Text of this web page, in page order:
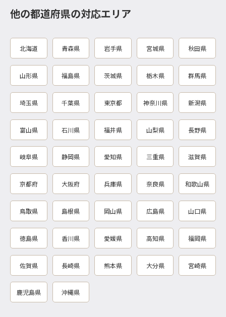
他の都道府県の対応エリア
北海道 青森県 岩手県 宮城県 秋田県
山形県 福島県 茨城県 栃木県 群馬県
埼玉県 千葉県 東京都 神奈川県 新潟県
富山県 石川県 福井県 山梨県 長野県
岐阜県 静岡県 愛知県 三重県 滋賀県
京都府 大阪府 兵庫県 奈良県 和歌山県
鳥取県 島根県 岡山県 広島県 山口県
徳島県 香川県 愛媛県 高知県 福岡県
佐賀県 長崎県 熊本県 大分県 宮崎県
鹿児島県 沖縄県